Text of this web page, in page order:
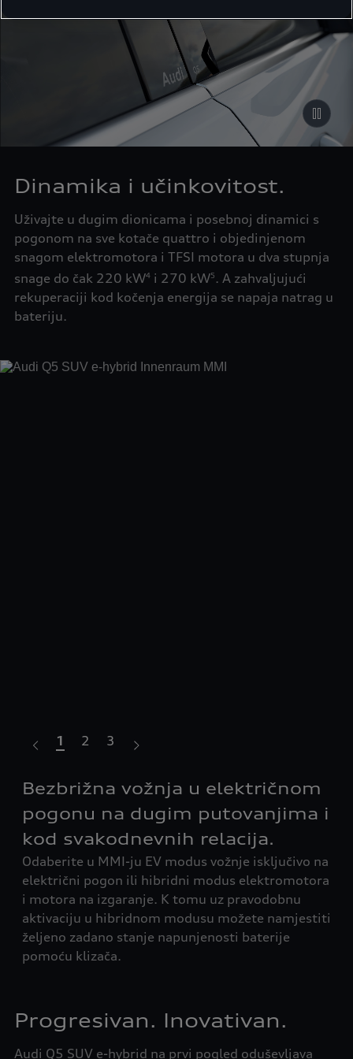
Dinamika i učinkovitost.
Uživajte u dugim dionicama i posebnoj dinamici s
pogonom na sve kotače quattro i objedinjenom
snagom elektromotora i TFSI motora u dva stupnja
snage do čak 220 kW4i 270 kW5. A zahvaljujući
rekuperaciji kod kočenja energija se napaja natrag u
bateriju.
Bezbrižna vožnja u električnom
pogonu na dugim putovanjima i
kod svakodnevnih relacija.
Odaberite u MMI-ju EV modus vožnje isključivo na
električni pogon ili hibridni modus elektromotora
i motora na izgaranje. K tomu uz pravodobnu
aktivaciju u hibridnom modusu možete namjestiti
željeno zadano stanje napunjenosti baterije
pomoću klizača.
1 2 3
Progresivan. Inovativan.
Audi Q5 SUV e-hybrid na prvi pogled oduševljava